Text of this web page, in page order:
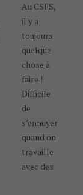
Au CSFS,
il y a
toujours
quelque
chose à
faire !
Difficile
de
s’ennuyer
quand on
travaille
avec des